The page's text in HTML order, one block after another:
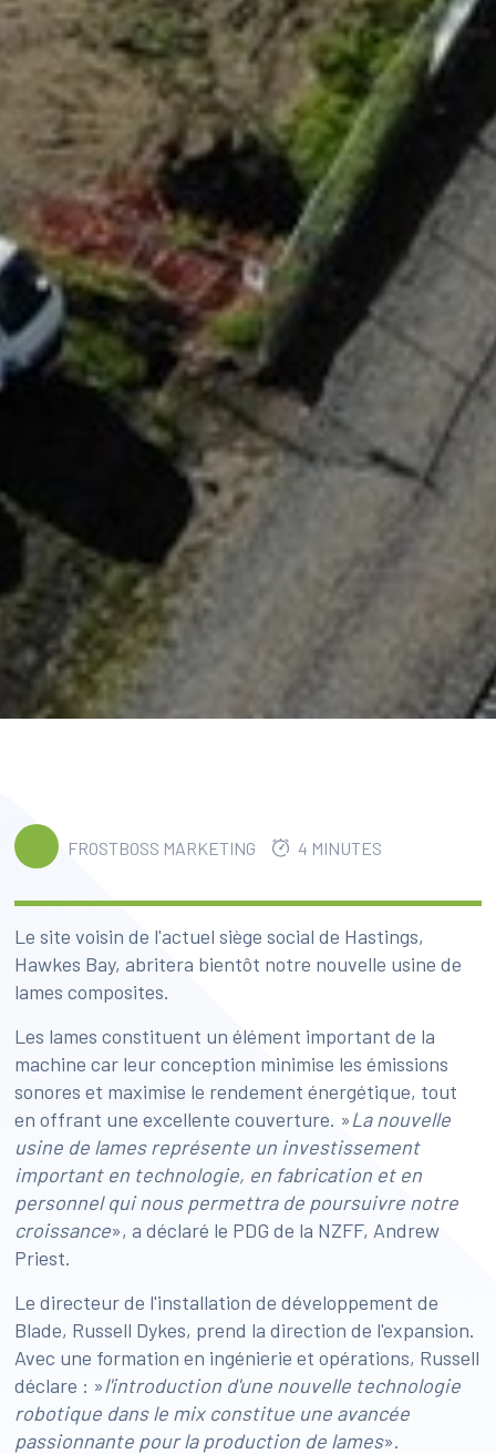
FROSTBOSS MARKETING 4 MINUTES
Le site voisin de l'actuel siège social de Hastings,
Hawkes Bay, abritera bientôt notre nouvelle usine de
lames composites.
Les lames constituent un élément important de la
machine car leur conception minimise les émissions
sonores et maximise le rendement énergétique, tout
en offrant une excellente couverture. »La nouvelle
usine de lames représente un investissement
important en technologie, en fabrication et en
personnel qui nous permettra de poursuivre notre
croissance», a déclaré le PDG de la NZFF, Andrew
Priest.
Le directeur de l'installation de développement de
Blade, Russell Dykes, prend la direction de l'expansion.
Avec une formation en ingénierie et opérations, Russell
déclare : »l'introduction d'une nouvelle technologie
robotique dans le mix constitue une avancée
passionnante pour la production de lames».